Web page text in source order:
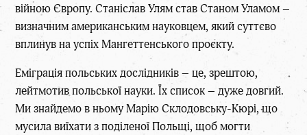
війною Європу. Станіслав Улям став Станом Уламом –
визначним американським науковцем, який суттєво
вплинув на успіх Мангеттенського проєкту.
Еміграція польських дослідників – це, зрештою,
лейтмотив польської науки. Їх список – дуже довгий.
Ми знайдемо в ньому Марію Склодовську-Кюрі, що
мусила виїхати з поділеної Польщі, щоб могти